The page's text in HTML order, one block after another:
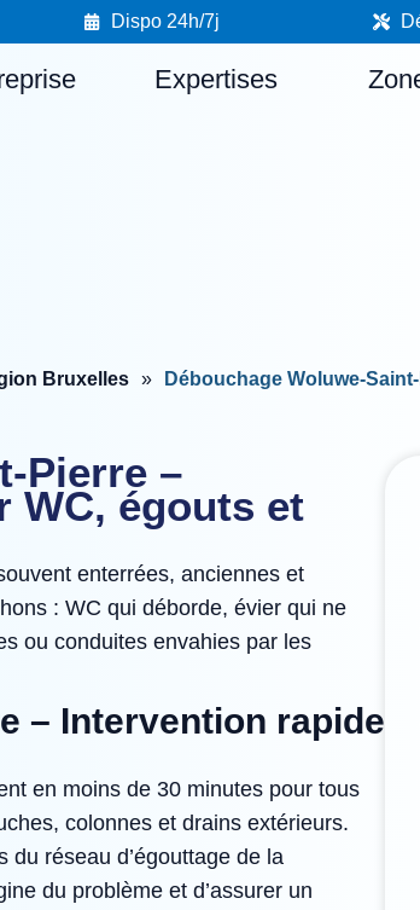
Dispo 24h/7j
Expertises
Bruxelles » Débouchage Woluwe-
–
WC, égouts et
enterrées, anciennes et
: WC qui déborde, évier qui ne
ou conduites envahies par les
– Intervention rapide
en moins de 30 minutes pour tous
colonnes et drains extérieurs.
réseau d’égouttage de la
du problème et d’assurer un